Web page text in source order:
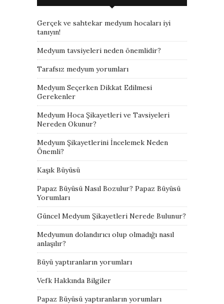
Gerçek ve sahtekar medyum hocaları iyi
tanıyın!
Medyum tavsiyeleri neden önemlidir?
Tarafsız medyum yorumları
Medyum Seçerken Dikkat Edilmesi
Gerekenler
Medyum Hoca Şikayetleri ve Tavsiyeleri
Nereden Okunur?
Medyum Şikayetlerini İncelemek Neden
Önemli?
Kaşık Büyüsü
Papaz Büyüsü Nasıl Bozulur? Papaz Büyüsü
Yorumları
Güncel Medyum Şikayetleri Nerede Bulunur?
Medyumun dolandırıcı olup olmadığı nasıl
anlaşılır?
Büyü yaptıranların yorumları
Vefk Hakkında Bilgiler
Papaz Büyüsü yaptıranların yorumları